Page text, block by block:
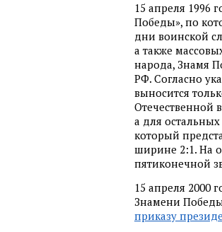
15 апреля 1996
Победы», по
дни воинской
а также
народа, Знамя
РФ. Согласно
выносится
Отечественной
а для
который
ширине 2:1. На
пятиконечной
15 апреля 2000
Знамени
приказу